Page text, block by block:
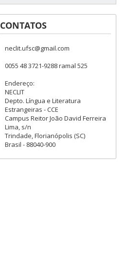
CONTATOS
neclit.ufsc@gmail.com
0055 48 3721-9288 ramal 525
Endereço:
NECLIT
Depto. Língua e Literatura
Estrangeiras - CCE
Campus Reitor João David Ferreira
Lima, s/n
Trindade, Florianópolis (SC)
Brasil - 88040-900